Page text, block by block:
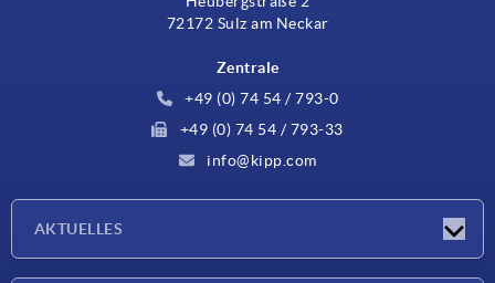
72172 Sulz am Neckar
Zentrale
+49 (0) 74 54 / 793-0
+49 (0) 74 54 / 793-33
info@kipp.com
AKTUELLES